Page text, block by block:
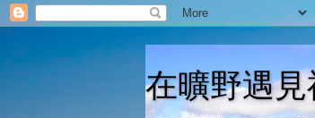
在曠野遇見